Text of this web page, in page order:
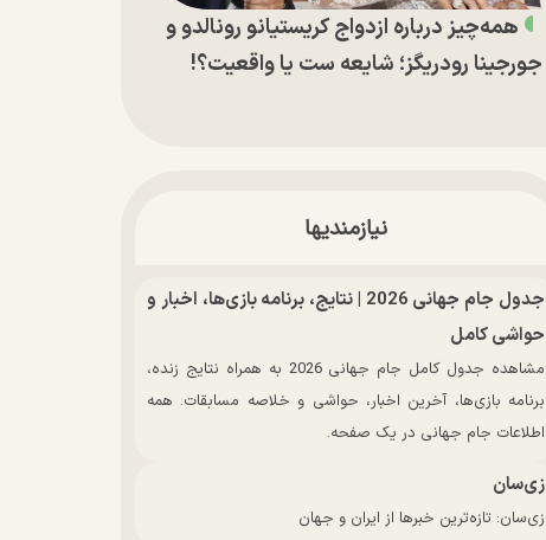
همه‌چیز درباره ازدواج کریستیانو رونالدو و
جورجینا رودریگز؛ شایعه ست یا واقعیت؟!
نیازمندیها
جدول جام جهانی 2026 | نتایج، برنامه بازی‌ها، اخبار و
حواشی کامل
مشاهده جدول کامل جام جهانی 2026 به همراه نتایج زنده،
برنامه بازی‌ها، آخرین اخبار، حواشی و خلاصه مسابقات. همه
اطلاعات جام جهانی در یک صفحه.
زی‌سان
زی‌سان: تازه‌ترین خبرها از ایران و جهان